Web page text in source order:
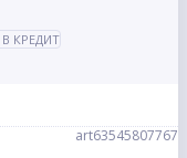
КРЕДИТ
art63545807767